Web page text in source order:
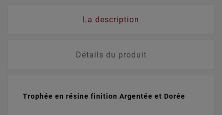
La description
Détails du produit
Trophée en résine finition Argentée et Dorée